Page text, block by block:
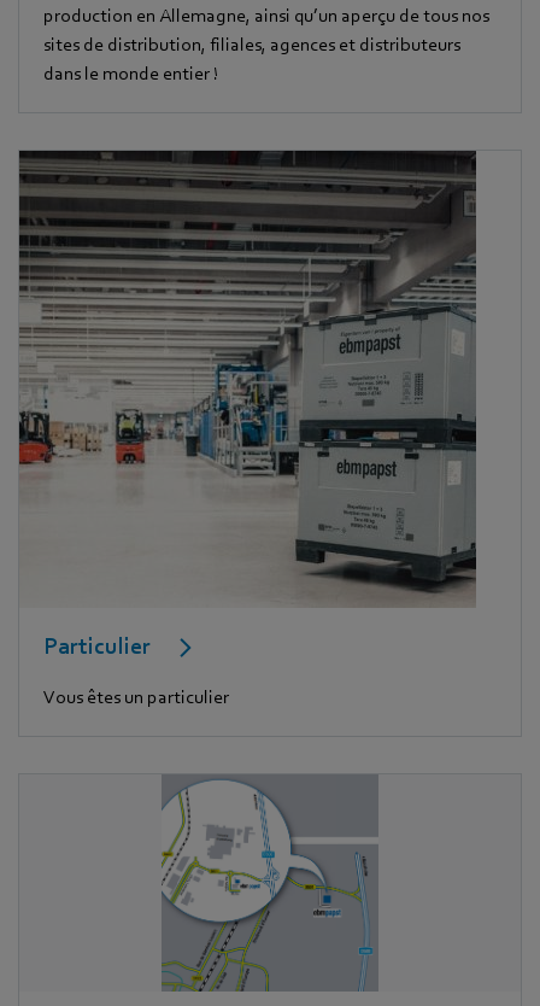
production en Allemagne, ainsi qu’un aperçu de tous nos
sites de distribution, filiales, agences et distributeurs
dans le monde entier !
Particulier
Vous êtes un particulier